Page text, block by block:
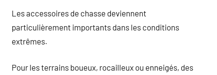
Les accessoires de chasse deviennent
particulièrement importants dans les conditions
extrêmes.
Pour les terrains boueux, rocailleux ou enneigés, des